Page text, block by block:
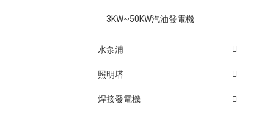
3KW~50KW汽油發電機
水泵浦
照明塔
焊接發電機